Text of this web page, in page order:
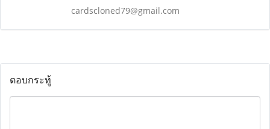
cardscloned79@gmail.com
ตอบกระทู้